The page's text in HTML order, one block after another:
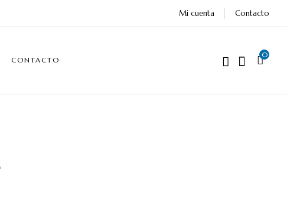
Mi cuenta Contacto
CONTACTO
0